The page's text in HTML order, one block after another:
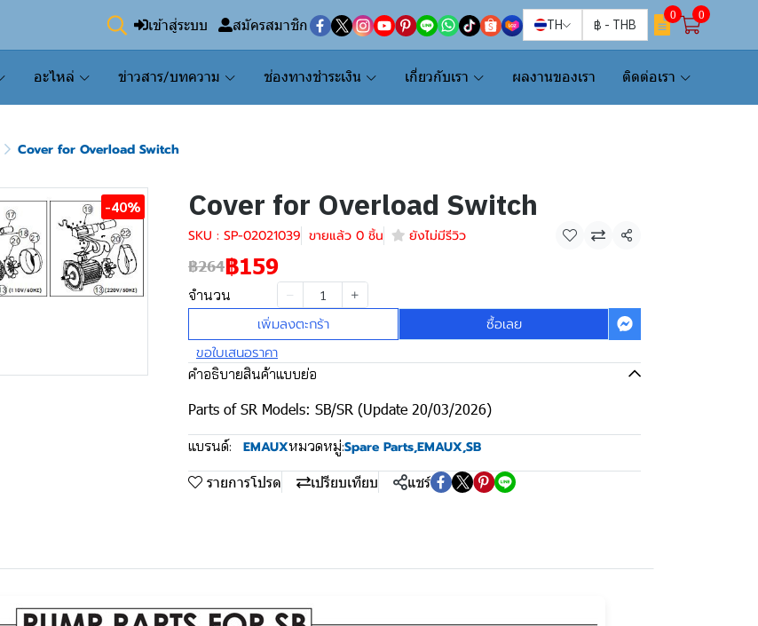
เข้าสู่ระบบ สมัครสมาชิก TH ฿ - THB
0 0
อะไหล่ ข่าวสาร/บทความ ช่องทางชำระเงิน เกี่ยวกับเรา ผลงานของเรา ติดต่อเรา
Cover for Overload Switch
-40% Cover for Overload Switch
SKU : SP-02021039 ขายแล้ว 0 ชิ้น ยังไม่มีรีวิว แชร์
฿264฿159
จำนวน
เพิ่มลงตะกร้า
ซื้อเลย
ขอใบเสนอราคา
คำอธิบายสินค้าแบบย่อ
Parts of SR Models: SB/SR (Update 20/03/2026)
แบรนด์: EMAUXหมวดหมู่:Spare Parts,EMAUX,SB
รายการโปรด
เปรียบเทียบ แชร์